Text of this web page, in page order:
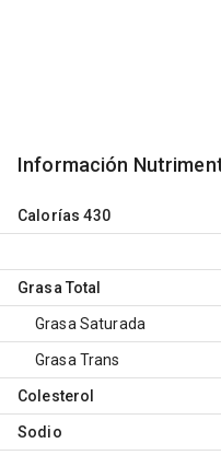
Información
Calorías 430
Grasa Total
Grasa Saturada
Grasa Trans
Colesterol
Sodio